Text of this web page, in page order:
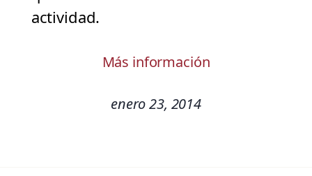
actividad.
Más información
enero 23, 2014